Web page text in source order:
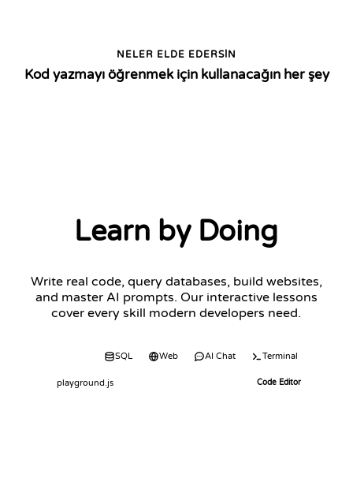
NELER ELDE EDERSIN
Kod yazmayı öğrenmek için kullanacağın her şey
Learn by Doing
Write real code, query databases, build websites,
and master AI prompts. Our interactive lessons
cover every skill modern developers need.
SQL Web AI Chat Terminal
playground.js Code Editor